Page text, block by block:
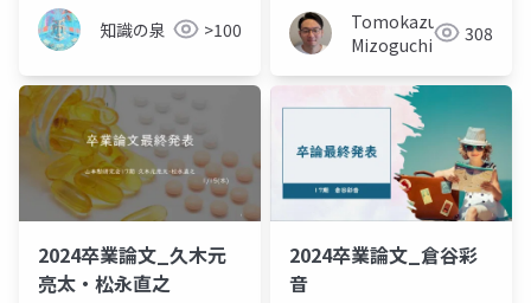
知識の泉 >100
Tomokazu
Mizoguchi
308
2024卒業論文_久木元
亮太・松永直之
2024卒業論文_倉谷彩
音